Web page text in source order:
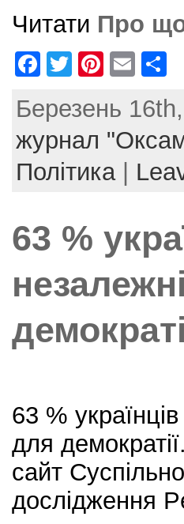
Читати Про
F
c
e
b
o
k
T
itt
er
Pi
er
e
st
E
ai
l
ar
e
Березень
журнал
Політика|
63 %
63 %
для
сайт
дослідження